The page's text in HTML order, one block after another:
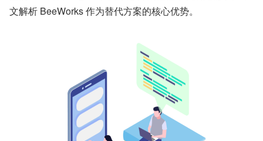
文解析 BeeWorks 作为替代方案的核心优势。